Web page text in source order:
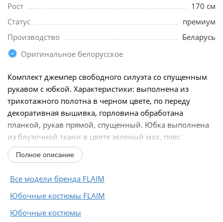
Рост
170 см
Статус
премиум
Производство
Беларусь
Оригинальное белорусское
Комплект джемпер свободного силуэта со спущенным
рукавом с юбкой. Характеристики: выполнена из
трикотажного полотна в черном цвете, по переду
декоративная вышивка, горловина обработана
планкой, рукав прямой, спущенный. Юбка выполнена
из блузочной ткани в цвете зеленый мох, пояс
обработан...
Полное описание
Все модели бренда FLAIM
Юбочные костюмы FLAIM
Юбочные костюмы